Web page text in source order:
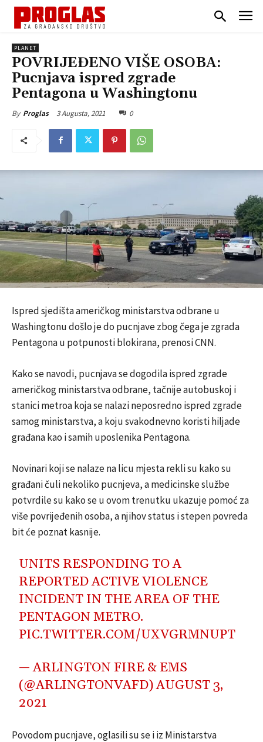
PLANET
POVRIJEĐENO VIŠE OSOBA:
Pucnjava ispred zgrade
Pentagona u Washingtonu
By Proglas 3 Augusta, 2021 0
Ispred sjedišta američkog ministarstva odbrane u
Washingtonu došlo je do pucnjave zbog čega je zgrada
Pentagona u potpunosti blokirana, prenosi CNN.
Kako se navodi, pucnjava se dogodila ispred zgrade
američkog ministarstva odbrane, tačnije autobuskoj i
stanici metroa koja se nalazi neposredno ispred zgrade
samog ministarstva, a koju svakodnevno koristi hiljade
građana kao i samih uposlenika Pentagona.
Novinari koji se nalaze na licu mjesta rekli su kako su
građani čuli nekoliko pucnjeva, a medicinske službe
potvrdile su kako se u ovom trenutku ukazuje pomoć za
više povrijeđenih osoba, a njihov status i stepen povreda
bit će poznat kasnije.
UNITS RESPONDING TO A
REPORTED ACTIVE VIOLENCE
INCIDENT IN THE AREA OF THE
PENTAGON METRO.
PIC.TWITTER.COM/UXVGRMNUPT
— ARLINGTON FIRE & EMS
(@ARLINGTONVAFD)AUGUST 3,
2021
Povodom pucnjave, oglasili su se i iz Ministarstva